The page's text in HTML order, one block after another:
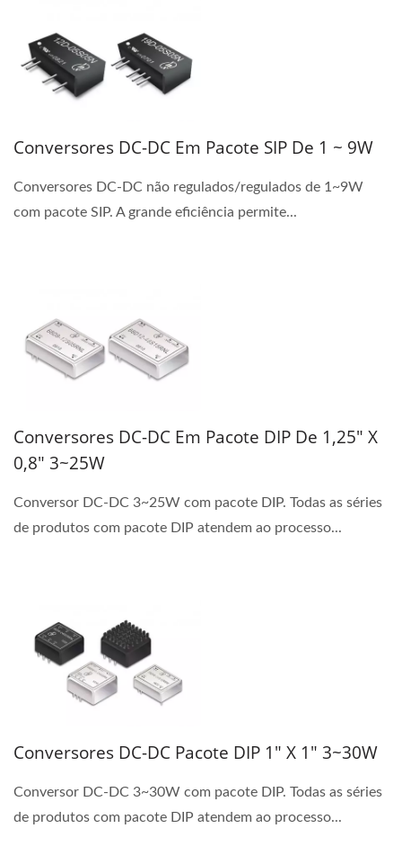
Conversores DC-DC Em Pacote SIP De 1 ~ 9W
Conversores DC-DC não regulados/regulados de 1~9W
com pacote SIP. A grande eficiência permite...
Conversores DC-DC Em Pacote DIP De 1,25" X
0,8" 3~25W
Conversor DC-DC 3~25W com pacote DIP. Todas as séries
de produtos com pacote DIP atendem ao processo...
Conversores DC-DC Pacote DIP 1" X 1" 3~30W
Conversor DC-DC 3~30W com pacote DIP. Todas as séries
de produtos com pacote DIP atendem ao processo...